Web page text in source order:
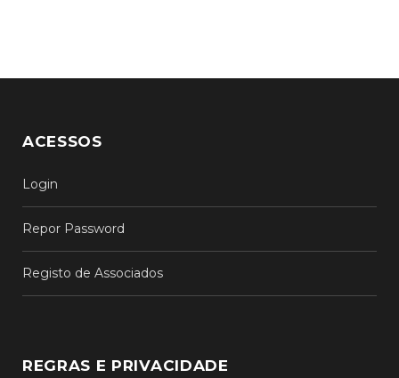
ACESSOS
Login
Repor Password
Registo de Associados
REGRAS E PRIVACIDADE